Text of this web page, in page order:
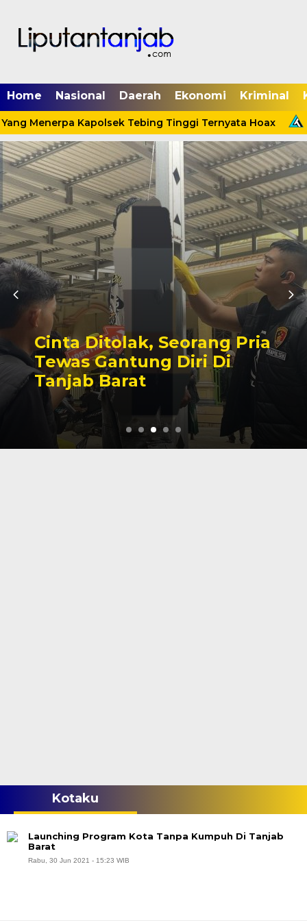
Home Nasional Daerah Ekonomi Kriminal
Menerpa Kapolsek Tebing Tinggi Ternyata Hoax
Cinta Ditolak, Seorang Pria
Tewas Gantung Diri Di
Tanjab Barat
Kotaku
Launching Program Kota Tanpa Kumpuh Di Tanjab
Barat
Rabu, 30 Jun 2021 - 15:23 WIB